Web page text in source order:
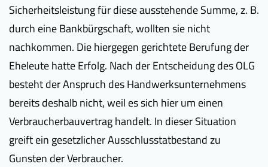
Sicherheitsleistung für diese ausstehende Summe, z. B.
durch eine Bankbürgschaft, wollten sie nicht
nachkommen. Die hiergegen gerichtete Berufung der
Eheleute hatte Erfolg. Nach der Entscheidung des OLG
besteht der Anspruch des Handwerksunternehmens
bereits deshalb nicht, weil es sich hier um einen
Verbraucherbauvertrag handelt. In dieser Situation
greift ein gesetzlicher Ausschlusstatbestand zu
Gunsten der Verbraucher.